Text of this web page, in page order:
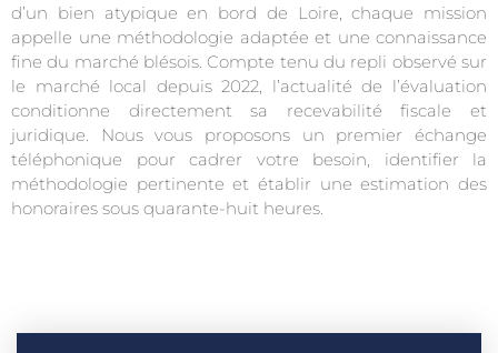
d’un bien atypique en bord de Loire, chaque mission
appelle une méthodologie adaptée et une connaissance
fine du marché blésois. Compte tenu du repli observé sur
le marché local depuis 2022, l’actualité de l’évaluation
conditionne directement sa recevabilité fiscale et
juridique. Nous vous proposons un premier échange
téléphonique pour cadrer votre besoin, identifier la
méthodologie pertinente et établir une estimation des
honoraires sous quarante-huit heures.